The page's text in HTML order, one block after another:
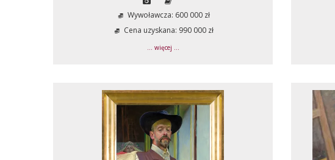
Wywoławcza: 600 000 zł
Cena uzyskana: 990 000 zł
... więcej ...